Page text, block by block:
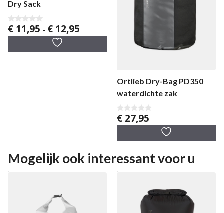
Dry Sack
0
v
5
€ 11,95 - € 12,95
€ 11,95
Ortlieb Dry-Bag PD350
waterdichte zak
0
v
5
€ 27,95
Mogelijk ook interessant voor u